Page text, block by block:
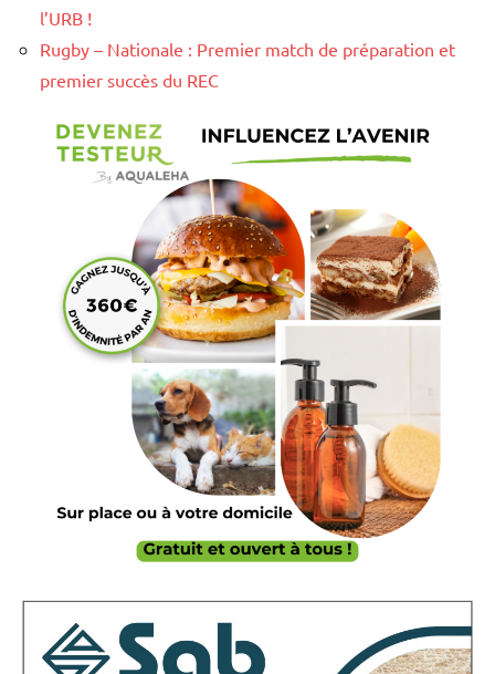
l’URB !
Rugby – Nationale : Premier match de préparation et
premier succès du REC